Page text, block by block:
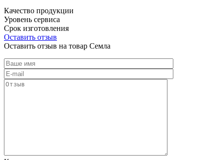
Качество продукции
Уровень сервиса
Срок изготовления
Оставить отзыв
Оставить отзыв на товар Семла